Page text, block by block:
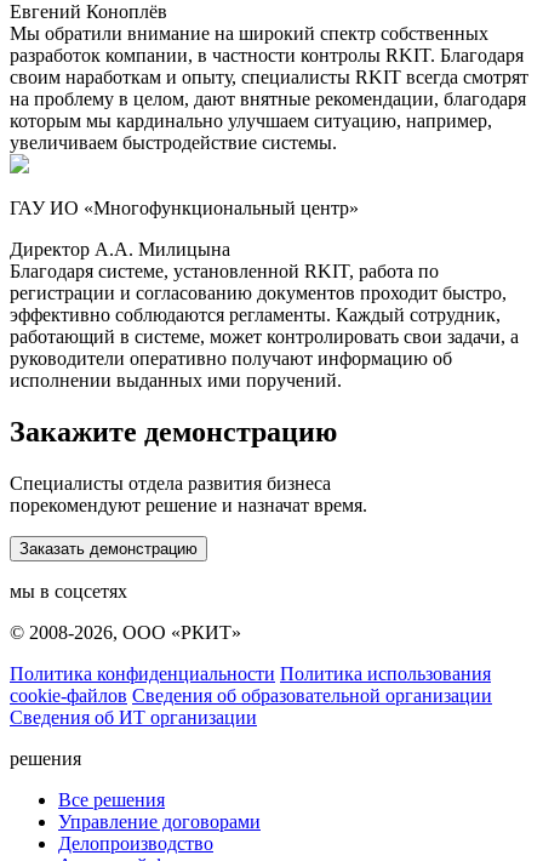
Евгений Коноплёв
Мы обратили внимание на широкий спектр собственных
разработок компании, в частности контролы RKIT. Благодаря
своим наработкам и опыту, специалисты RKIT всегда смотрят
на проблему в целом, дают внятные рекомендации, благодаря
которым мы кардинально улучшаем ситуацию, например,
увеличиваем быстродействие системы.
ГАУ ИО «Многофункциональный центр»
Директор А.А. Милицына
Благодаря системе, установленной RKIT, работа по
регистрации и согласованию документов проходит быстро,
эффективно соблюдаются регламенты. Каждый сотрудник,
работающий в системе, может контролировать свои задачи, а
руководители оперативно получают информацию об
исполнении выданных ими поручений.
Закажите демонстрацию
Специалисты отдела развития бизнеса
порекомендуют решение и назначат время.
Заказать демонстрацию
мы в соцсетях
© 2008-2026, ООО «РКИТ»
Политика конфиденциальности Политика использования
cookie-файлов Сведения об образовательной организации
Сведения об ИТ организации
решения
Все решения
Управление договорами
Делопроизводство